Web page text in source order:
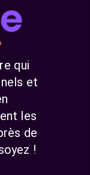
qui
et
les
de
!